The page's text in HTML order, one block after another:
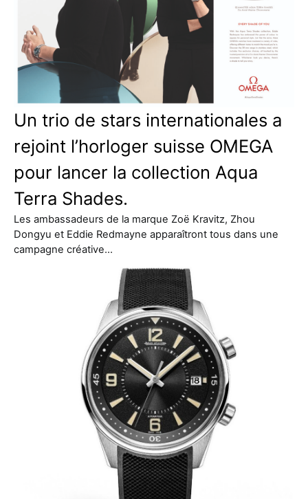
Un trio de stars internationales a
rejoint l’horloger suisse OMEGA
pour lancer la collection Aqua
Terra Shades.
Les ambassadeurs de la marque Zoë Kravitz, Zhou
Dongyu et Eddie Redmayne apparaîtront tous dans une
campagne créative…